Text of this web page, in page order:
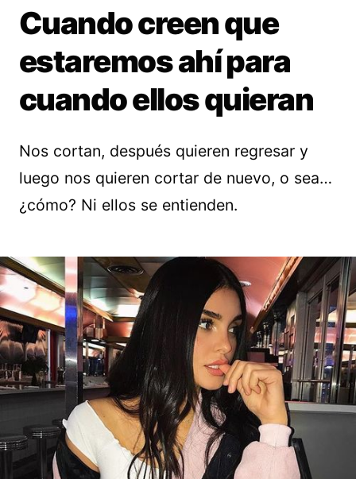
Cuando creen que
estaremos ahí para
cuando ellos quieran
Nos cortan, después quieren regresar y
luego nos quieren cortar de nuevo, o sea…
¿cómo? Ni ellos se entienden.